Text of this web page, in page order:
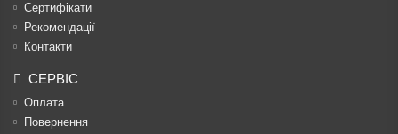
Сертифікати
Рекомендації
Контакти
СЕРВІС
Оплата
Повернення